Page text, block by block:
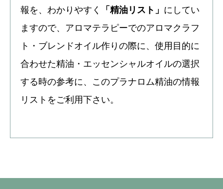
報を、わかりやすく
「精油リスト」 にしてい
ますので、アロマテラピーでのアロマクラフ
ト・ブレンドオイル作りの際に、使用目的に
合わせた精油・エッセンシャルオイルの選択
する時の参考に、このプラナロム精油の情報
リストをご利用下さい。